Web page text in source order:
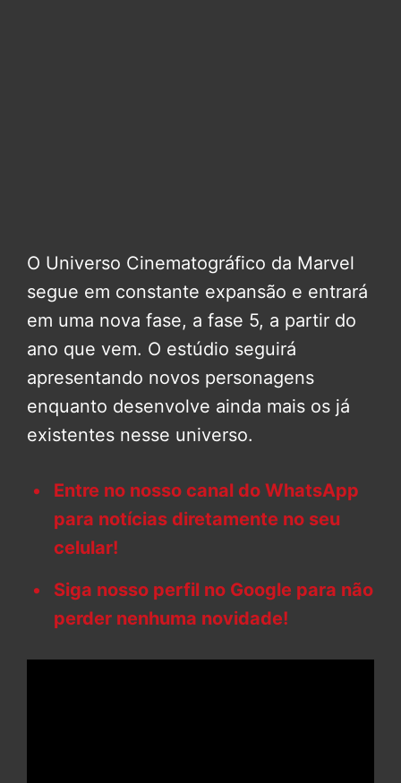
O Universo Cinematográfico da Marvel
segue em constante expansão e entrará
em uma nova fase, a fase 5, a partir do
ano que vem. O estúdio seguirá
apresentando novos personagens
enquanto desenvolve ainda mais os já
existentes nesse universo.
Entre no nosso canal do WhatsApp
para notícias diretamente no seu
celular!
Siga nosso perfil no Google para não
perder nenhuma novidade!